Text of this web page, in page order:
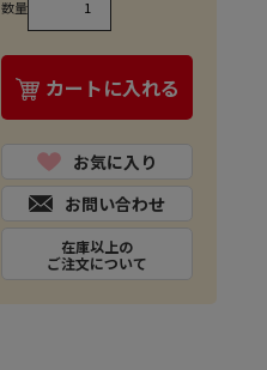
数量
カートに入れる
お気に入り
お問い合わせ
在庫以上の
ご注文について